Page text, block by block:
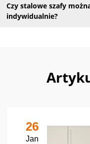
Czy stalowe szafy
indywidualnie?
26
Jan